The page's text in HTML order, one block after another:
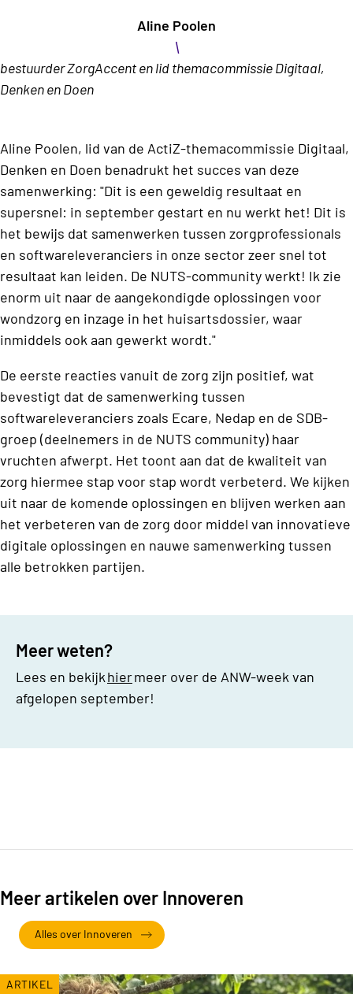
Aline Poolen
\
bestuurder ZorgAccent en lid themacommissie Digitaal,
Denken en Doen
Aline Poolen, lid van de ActiZ-themacommissie Digitaal,
Denken en Doen benadrukt het succes van deze
samenwerking: "Dit is een geweldig resultaat en
supersnel: in september gestart en nu werkt het! Dit is
het bewijs dat samenwerken tussen zorgprofessionals
en softwareleveranciers in onze sector zeer snel tot
resultaat kan leiden. De NUTS-community werkt! Ik zie
enorm uit naar de aangekondigde oplossingen voor
wondzorg en inzage in het huisartsdossier, waar
inmiddels ook aan gewerkt wordt."
De eerste reacties vanuit de zorg zijn positief, wat
bevestigt dat de samenwerking tussen
softwareleveranciers zoals Ecare, Nedap en de SDB-
groep (deelnemers in de NUTS community) haar
vruchten afwerpt. Het toont aan dat de kwaliteit van
zorg hiermee stap voor stap wordt verbeterd. We kijken
uit naar de komende oplossingen en blijven werken aan
het verbeteren van de zorg door middel van innovatieve
digitale oplossingen en nauwe samenwerking tussen
alle betrokken partijen.
Meer weten?
Lees en bekijkhiermeer over de ANW-week van
afgelopen september!
Meer artikelen over Innoveren
Alles over Innoveren
ARTIKEL